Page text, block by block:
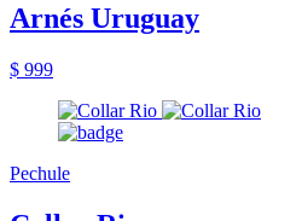
Arnés Uruguay
$ 999
Pechule